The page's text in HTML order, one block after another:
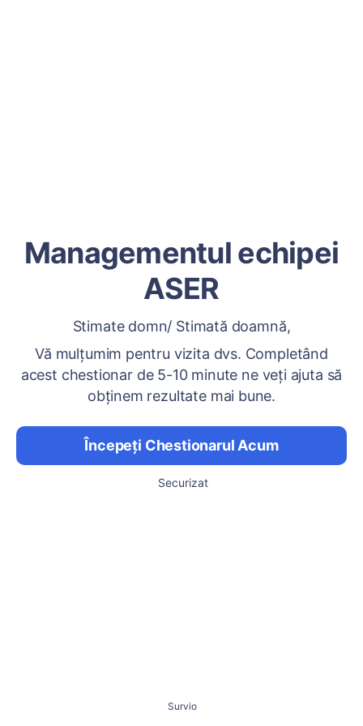
Managementul echipei
ASER
Stimate domn/ Stimată doamnă,
Vă mulțumim pentru vizita dvs. Completând
acest chestionar de 5-10 minute ne veți ajuta să
obținem rezultate mai bune.
Începeți Chestionarul Acum
Securizat
Survio